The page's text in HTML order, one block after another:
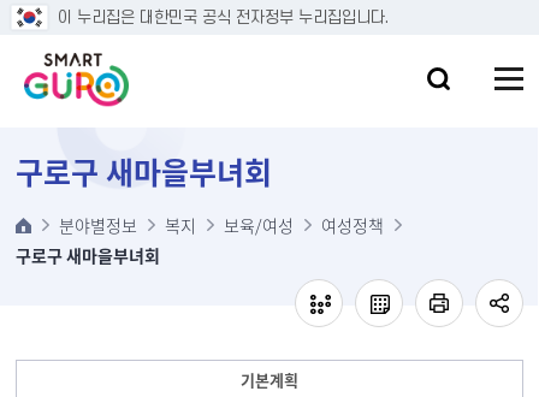
본문 바로가기
이 누리집은 대한민국 공식 전자정부 누리집입니다.
구로구 새마을부녀회
분야별정보 복지 보육/여성
여성정책
구로구 새마을부녀회
기본계획